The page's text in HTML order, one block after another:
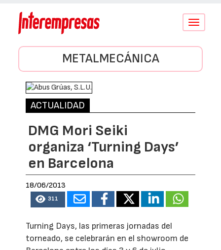
Conmutar
METALMECÁNICA
ACTUALIDAD
DMG Mori Seiki
organiza ‘Turning Days’
en Barcelona
18/06/2013
311
Turning Days, las primeras jornadas del
torneado, se celebrarán en el showroom de